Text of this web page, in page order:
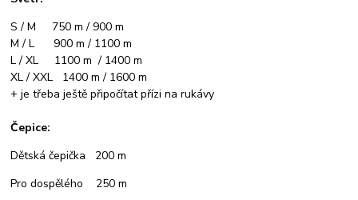
S / M 750 m / 900 m
M / L 900 m / 1100 m
L / XL 1100 m / 1400 m
XL / XXL 1400 m / 1600 m
+ je třeba ještě připočítat přízi na rukávy
Čepice:
Dětská čepička 200 m
Pro dospělého 250 m